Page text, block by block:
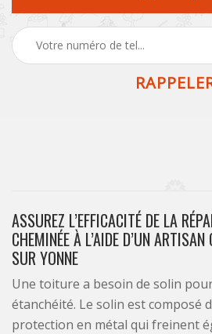
ASSUREZ L’EFFICACITÉ DE LA
CHEMINÉE À L’AIDE D’UN
SUR YONNE
Une toiture a besoin de solin
étanchéité. Le solin est composé
protection en métal qui freinent